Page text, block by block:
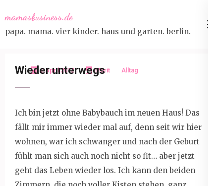
to
content
Enter)
mamasbusiness.de
papa. mama. vier kinder. haus und garten. berlin.
2 April 2012 Marit Alltag
Wieder unterwegs
Ich bin jetzt ohne Babybauch im neuen Haus! Das
fällt mir immer wieder mal auf, denn seit wir hier
wohnen, war ich schwanger und nach der Geburt
fühlt man sich auch noch nicht so fit… aber jetzt
geht das Leben wieder los. Ich kann den beiden